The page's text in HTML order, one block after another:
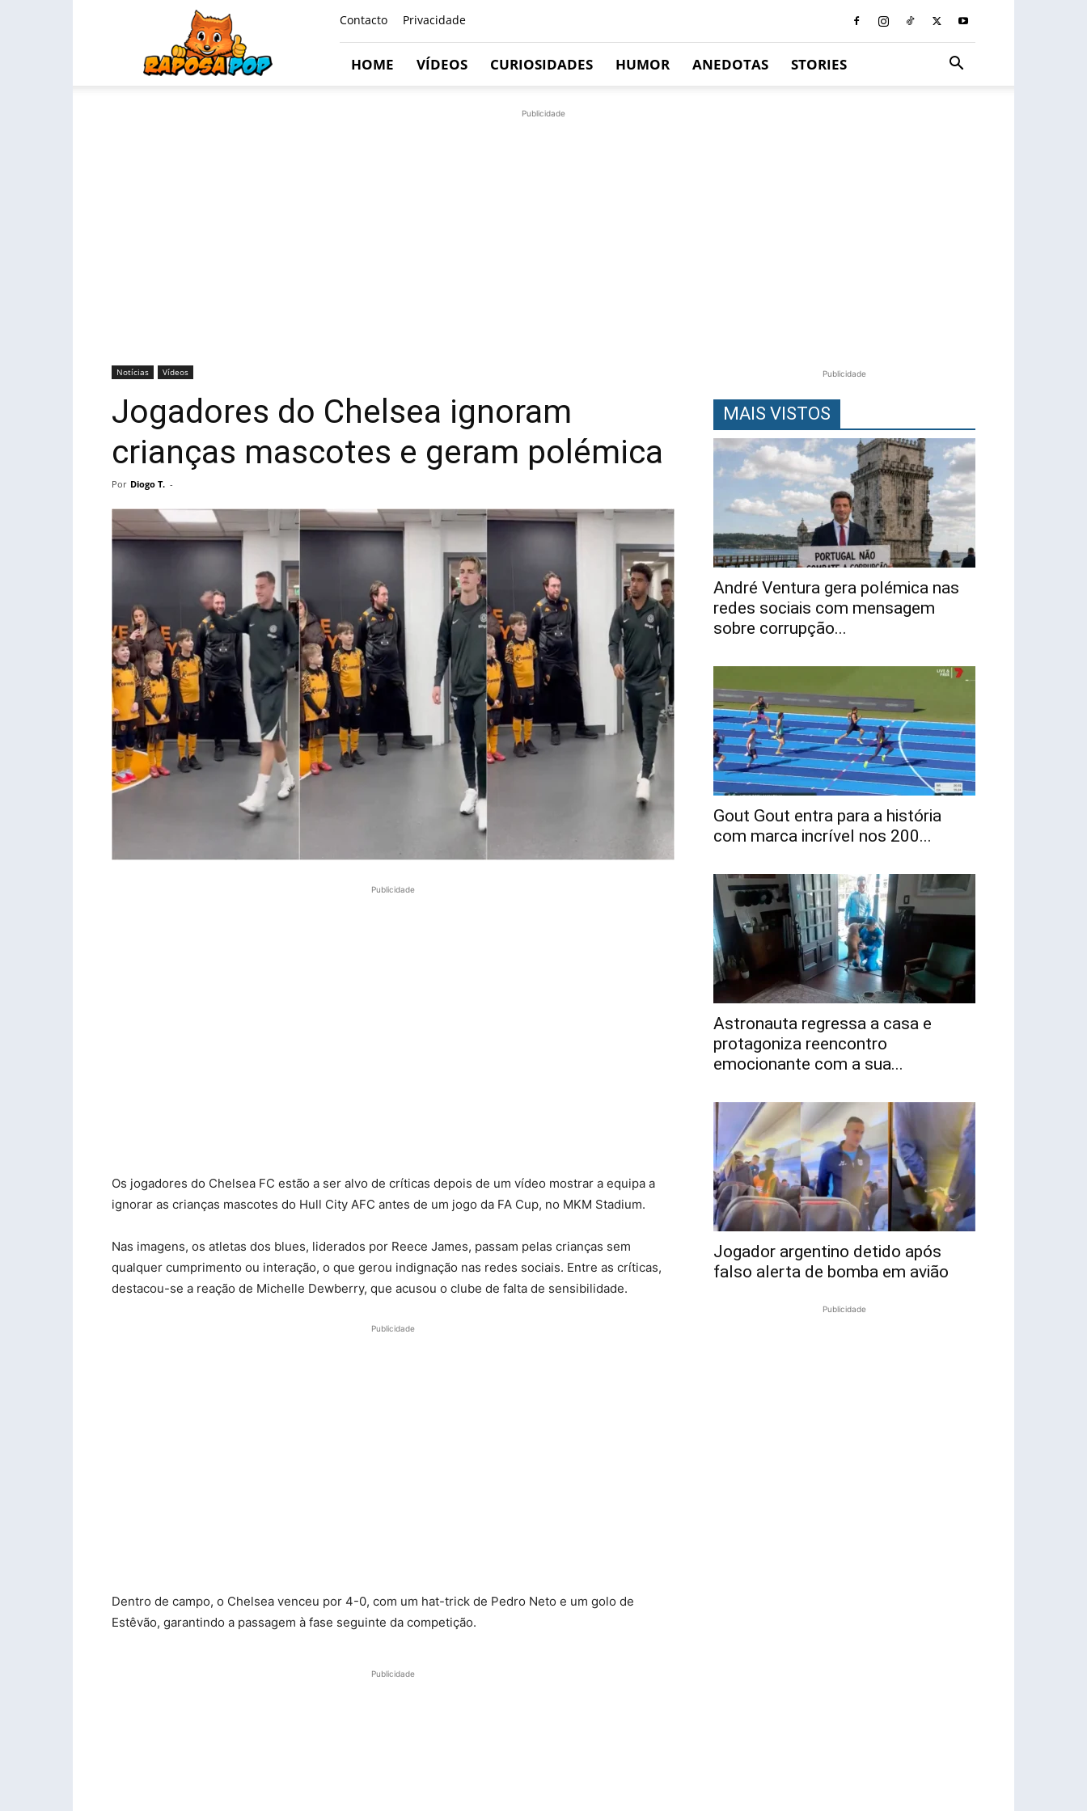
Contacto Privacidade
HOME VÍDEOS CURIOSIDADES HUMOR ANEDOTAS STORIES
Publicidade
Notícias Vídeos
Jogadores do Chelsea ignoram
crianças mascotes e geram polémica
Por Diogo T. -
Publicidade
Os jogadores do Chelsea FC estão a ser alvo de críticas depois de um vídeo mostrar a equipa a
ignorar as crianças mascotes do Hull City AFC antes de um jogo da FA Cup, no MKM Stadium.
Nas imagens, os atletas dos blues, liderados por Reece James, passam pelas crianças sem
qualquer cumprimento ou interação, o que gerou indignação nas redes sociais. Entre as críticas,
destacou-se a reação de Michelle Dewberry, que acusou o clube de falta de sensibilidade.
Publicidade
Dentro de campo, o Chelsea venceu por 4-0, com um hat-trick de Pedro Neto e um golo de
Estêvão, garantindo a passagem à fase seguinte da competição.
Publicidade
Publicidade
MAIS VISTOS
André Ventura gera polémica nas
redes sociais com mensagem
sobre corrupção...
Gout Gout entra para a história
com marca incrível nos 200...
Astronauta regressa a casa e
protagoniza reencontro
emocionante com a sua...
Jogador argentino detido após
falso alerta de bomba em avião
Publicidade